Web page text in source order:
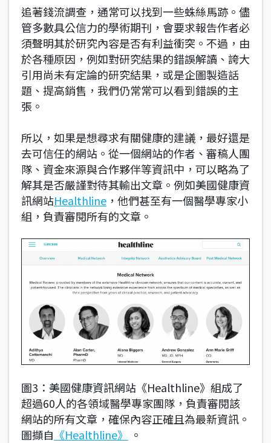
追著錢流調查，通常可以找到一些蛛絲馬跡。儘
管多數具公信力的學術期刊，會要求報告作者必
須聲明其於研究內容是否有利益衝突。不過，由
於各種原因，例如對研究結果的錯誤解讀、誇大
引用尚未有定論的研究結果，或是企圖製造話
題、提高銷售，我們仍常常可以看到錯誤的主
張。
所以，如果是想尋求有關健康的建議，最好還是
去可信任的網站。從一個網站的作者、審稿人團
隊、資金來源與合作夥伴等資訊中，可以略為了
解其是否嚴謹對待其輸出文章。例如美國健康資
訊網站Healthline ，他們甚至有一個醫學專家小
組，負責審閱所有的文章。
圖3：美國健康資訊網站《Healthline》組成了
超過60人的各領域醫學專家團隊，負責審閱該
網站的所有文章，確保內容正確且為最新資訊。
圖擷自 《Healthline》
。